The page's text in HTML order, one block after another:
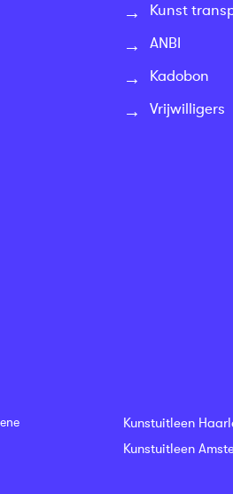
Kunst
ANBI
Kadobon
Vrijwilligers
Kunstuitleen
Kunstuitleen